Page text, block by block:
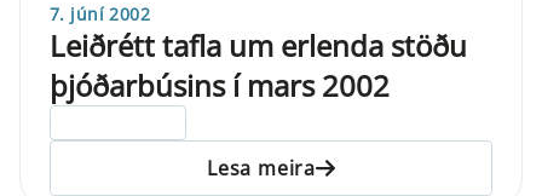
7. júní 2002
Leiðrétt tafla um erlenda stöðu
þjóðarbúsins í mars 2002
Lesa meira